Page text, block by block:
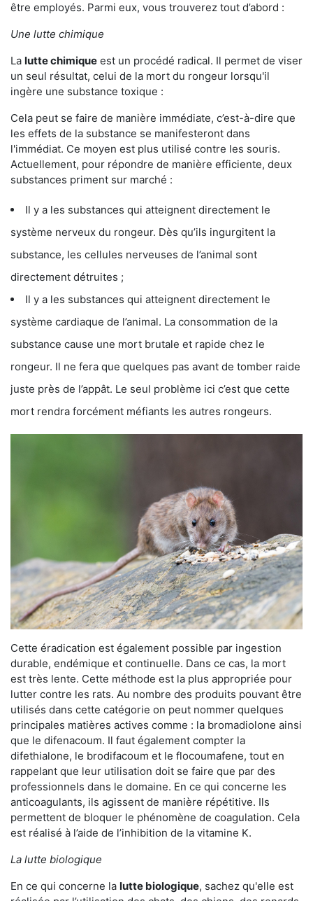
être employés. Parmi eux, vous trouverez tout d’abord :
Une lutte chimique
La lutte chimique est un procédé radical. Il permet de viser
un seul résultat, celui de la mort du rongeur lorsqu'il
ingère une substance toxique :
Cela peut se faire de manière immédiate, c’est-à-dire que
les effets de la substance se manifesteront dans
l'immédiat. Ce moyen est plus utilisé contre les souris.
Actuellement, pour répondre de manière efficiente, deux
substances priment sur marché :
Il y a les substances qui atteignent directement le
système nerveux du rongeur. Dès qu’ils ingurgitent la
substance, les cellules nerveuses de l’animal sont
directement détruites ;
Il y a les substances qui atteignent directement le
système cardiaque de l’animal. La consommation de la
substance cause une mort brutale et rapide chez le
rongeur. Il ne fera que quelques pas avant de tomber raide
juste près de l’appât. Le seul problème ici c’est que cette
mort rendra forcément méfiants les autres rongeurs.
Cette éradication est également possible par ingestion
durable, endémique et continuelle. Dans ce cas, la mort
est très lente. Cette méthode est la plus appropriée pour
lutter contre les rats. Au nombre des produits pouvant être
utilisés dans cette catégorie on peut nommer quelques
principales matières actives comme : la bromadiolone ainsi
que le difenacoum. Il faut également compter la
difethialone, le brodifacoum et le flocoumafene, tout en
rappelant que leur utilisation doit se faire que par des
professionnels dans le domaine. En ce qui concerne les
anticoagulants, ils agissent de manière répétitive. Ils
permettent de bloquer le phénomène de coagulation. Cela
est réalisé à l’aide de l’inhibition de la vitamine K.
La lutte biologique
En ce qui concerne la lutte biologique, sachez qu'elle est